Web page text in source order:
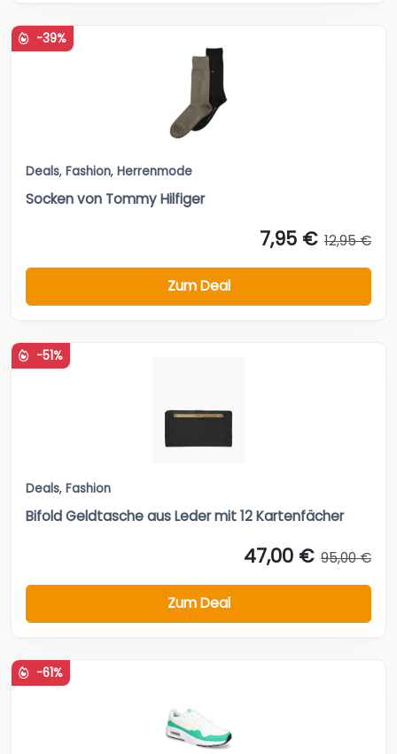
-39%
Deals, Fashion, Herrenmode
Socken von Tommy Hilfiger
7,95 € 12,95 €
Zum Deal
-51%
Deals, Fashion
Bifold Geldtasche aus Leder mit 12 Kartenfächer
47,00 € 95,00 €
Zum Deal
-61%